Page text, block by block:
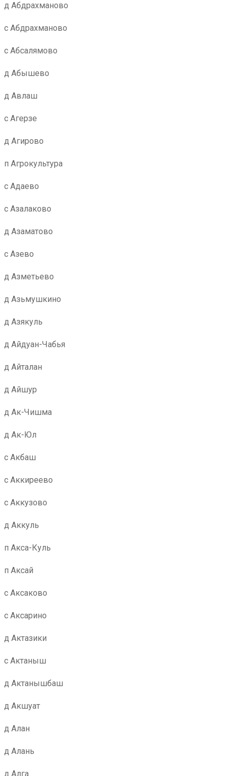
д Абдрахманово
с Абдрахманово
с Абсалямово
д Абышево
д Авлаш
с Агерзе
д Агирово
п Агрокультура
с Адаево
с Азалаково
д Азаматово
с Азево
д Азметьево
д Азьмушкино
д Азякуль
д Айдуан-Чабья
д Айталан
д Айшур
д Ак-Чишма
д Ак-Юл
с Акбаш
с Аккиреево
с Аккузово
д Аккуль
п Акса-Куль
п Аксай
с Аксаково
с Аксарино
д Актазики
с Актаныш
д Актанышбаш
д Акшуат
д Алан
д Алань
д Алга